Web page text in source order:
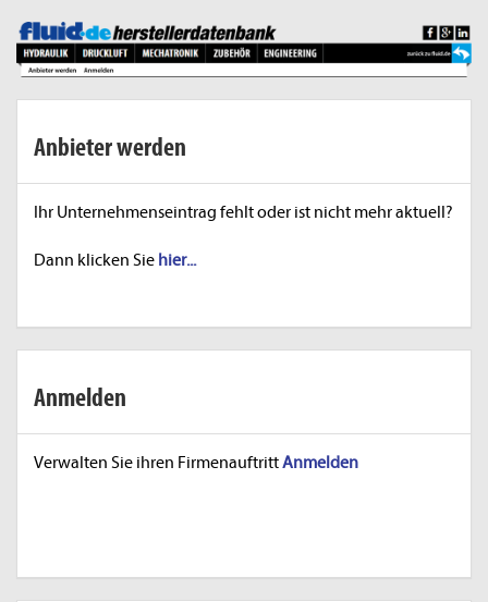
Anbieter werden
Ihr Unternehmenseintrag fehlt oder ist nicht mehr aktuell?
Dann klicken Sie hier...
Anmelden
Verwalten Sie ihren FirmenauftrittAnmelden